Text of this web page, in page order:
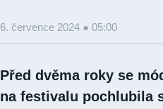
6. července 2024 ● 05:00
Před dvěma roky se
na festivalu pochlubila